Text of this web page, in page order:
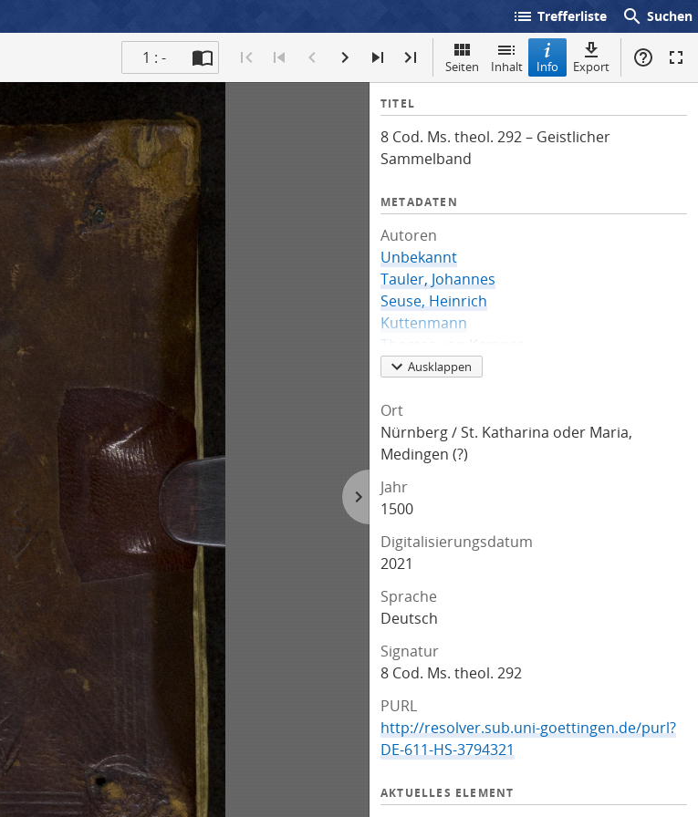
list Trefferliste search Suchen
1 : - Seiten Inhalt Info Export
I
f
o
TITEL
8 Cod. Ms. theol. 292 – Geistlicher
Sammelband
METADATEN
Autoren
Unbekannt
Tauler, Johannes
Seuse, Heinrich
Kuttenmann
Thomas von Kempen
Meister Eckhart
Ausklappen
Ort
Nürnberg / St. Katharina oder Maria,
Medingen (?)
Jahr
1500
Digitalisierungsdatum
2021
Sprache
Deutsch
Signatur
8 Cod. Ms. theol. 292
PURL
http://resolver.sub.uni-goettingen.de/purl?
DE-611-HS-3794321
AKTUELLES ELEMENT